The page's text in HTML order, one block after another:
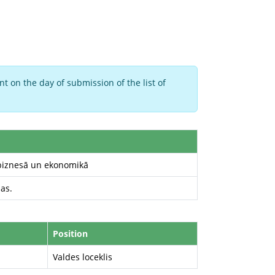
on the day of submission of the list of
un ekonomikā
Position
Valdes loceklis